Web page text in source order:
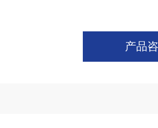
产品